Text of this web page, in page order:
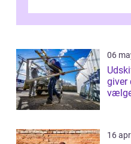
06
giver
16